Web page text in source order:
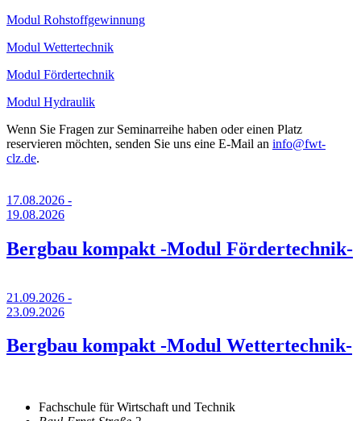
Modul Rohstoffgewinnung
Modul Wettertechnik
Modul Fördertechnik
Modul Hydraulik
Wenn Sie Fragen zur Seminarreihe haben oder einen Platz
reservieren möchten, senden Sie uns eine E-Mail an info@fwt-
clz.de.
17.08.2026 -
19.08.2026
Bergbau kompakt -Modul Fördertechnik-
21.09.2026 -
23.09.2026
Bergbau kompakt -Modul Wettertechnik-
Fachschule für Wirtschaft und Technik